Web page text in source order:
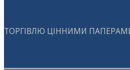
ТОРГІВЛЮ ЦІННИМИ